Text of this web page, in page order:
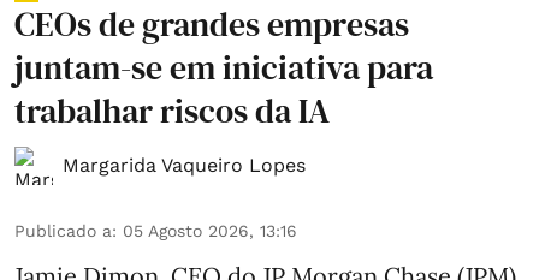
CEOs de grandes empresas
juntam-se em iniciativa para
trabalhar riscos da IA
Margarida Vaqueiro Lopes
Publicado a: 05 Agosto 2026, 13:16